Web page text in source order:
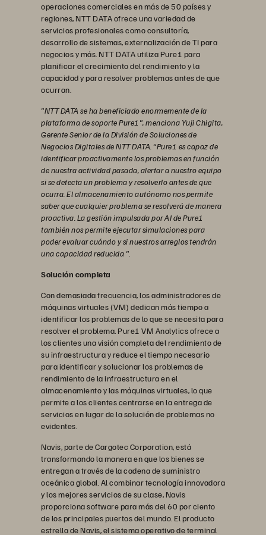
operaciones comerciales en más de 50 países y
regiones, NTT DATA ofrece una variedad de
servicios profesionales como consultoría,
desarrollo de sistemas, externalización de TI para
negocios y más. NTT DATA utiliza Pure1 para
planificar el crecimiento del rendimiento y la
capacidad y para resolver problemas antes de que
ocurran.
"NTT DATA se ha beneficiado enormemente de la
plataforma de soporte Pure1", menciona Yuji Chigita,
Gerente Senior de la División de Soluciones de
Negocios Digitales de NTT DATA. “Pure1 es capaz de
identificar proactivamente los problemas en función
de nuestra actividad pasada, alertar a nuestro equipo
si se detecta un problema y resolverlo antes de que
ocurra. El almacenamiento autónomo nos permite
saber que cualquier problema se resolverá de manera
proactiva. La gestión impulsada por AI de Pure1
también nos permite ejecutar simulaciones para
poder evaluar cuándo y si nuestros arreglos tendrán
una capacidad reducida ".
Solución completa
Con demasiada frecuencia, los administradores de
máquinas virtuales (VM) dedican más tiempo a
identificar los problemas de lo que se necesita para
resolver el problema. Pure1 VM Analytics ofrece a
los clientes una visión completa del rendimiento de
su infraestructura y reduce el tiempo necesario
para identificar y solucionar los problemas de
rendimiento de la infraestructura en el
almacenamiento y las máquinas virtuales, lo que
permite a los clientes centrarse en la entrega de
servicios en lugar de la solución de problemas no
evidentes.
Navis, parte de Cargotec Corporation, está
transformando la manera en que los bienes se
entregan a través de la cadena de suministro
oceánica global. Al combinar tecnología innovadora
y los mejores servicios de su clase, Navis
proporciona software para más del 60 por ciento
de los principales puertos del mundo. El producto
estrella de Navis, el sistema operativo de terminal